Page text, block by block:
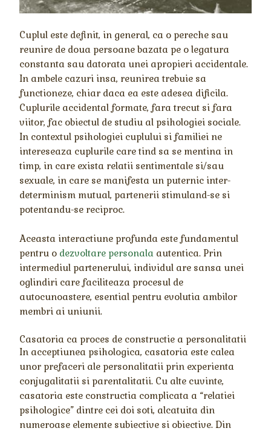
Cuplul este definit, in general, ca o pereche sau
reunire de doua persoane bazata pe o legatura
constanta sau datorata unei apropieri accidentale.
In ambele cazuri insa, reunirea trebuie sa
functioneze, chiar daca ea este adesea dificila.
Cuplurile accidental formate, fara trecut si fara
viitor, fac obiectul de studiu al psihologiei sociale.
In contextul psihologiei cuplului si familiei ne
intereseaza cuplurile care tind sa se mentina in
timp, in care exista relatii sentimentale si/sau
sexuale, in care se manifesta un puternic inter-
determinism mutual, partenerii stimuland-se si
potentandu-se reciproc.
Aceasta interactiune profunda este fundamentul
pentru o dezvoltare personala autentica. Prin
intermediul partenerului, individul are sansa unei
oglindiri care faciliteaza procesul de
autocunoastere, esential pentru evolutia ambilor
membri ai uniunii.
Casatoria ca proces de constructie a personalitatii
In acceptiunea psihologica, casatoria este calea
unor prefaceri ale personalitatii prin experienta
conjugalitatii si parentalitatii. Cu alte cuvinte,
casatoria este constructia complicata a “relatiei
psihologice” dintre cei doi soti, alcatuita din
numeroase elemente subiective si obiective. Din